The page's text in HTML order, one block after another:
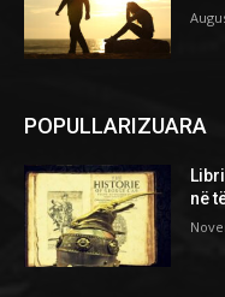
POPULLARIZUARA
në